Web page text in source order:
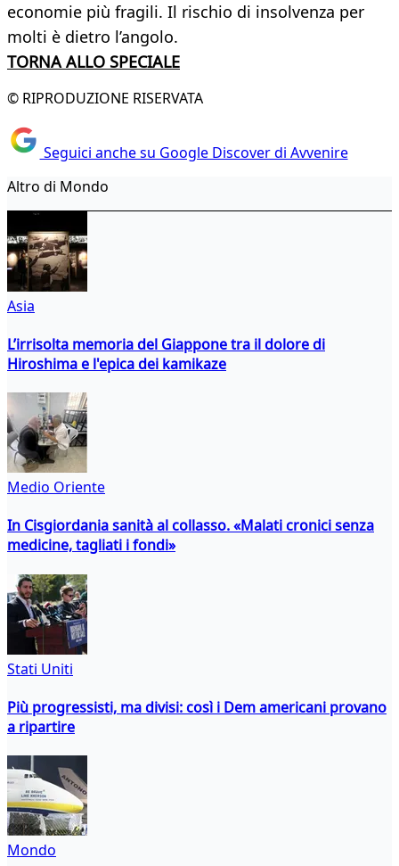
economie più fragili. Il rischio di insolvenza per
molti è dietro l’angolo.
TORNA ALLO SPECIALE
© RIPRODUZIONE RISERVATA
Seguici anche su Google Discover di Avvenire
Altro di Mondo
Asia
L’irrisolta memoria del Giappone tra il dolore di
Hiroshima e l'epica dei kamikaze
Medio Oriente
In Cisgiordania sanità al collasso. «Malati cronici senza
medicine, tagliati i fondi»
Stati Uniti
Più progressisti, ma divisi: così i Dem americani provano
a ripartire
Mondo